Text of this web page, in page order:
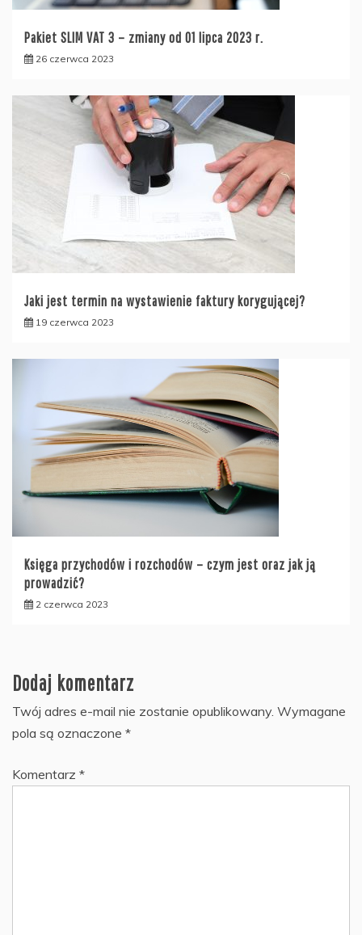
Pakiet SLIM VAT 3 – zmiany od 01 lipca 2023 r.
26 czerwca 2023
Jaki jest termin na wystawienie faktury korygującej?
19 czerwca 2023
Księga przychodów i rozchodów – czym jest oraz jak ją
prowadzić?
2 czerwca 2023
Dodaj komentarz
Twój adres e-mail nie zostanie opublikowany. Wymagane
pola są oznaczone *
Komentarz *